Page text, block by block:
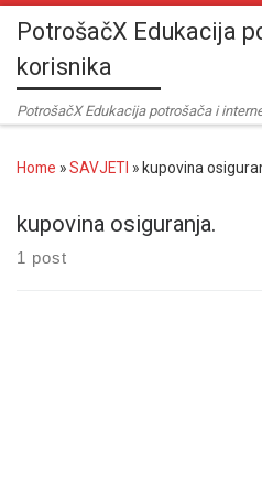
Skip to content
PotrošačX Edukacija
korisnika
PotrošačX Edukacija potrošača i
Home »SAVJETI » kupovina
kupovina osiguranja.
1 post